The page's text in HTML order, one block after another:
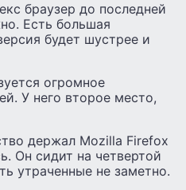
браузер до последней
Есть большая
будет шустрее и
огромное
У него второе место,
держал Mozilla Firefox
Он сидит на четвертой
утраченные не заметно.